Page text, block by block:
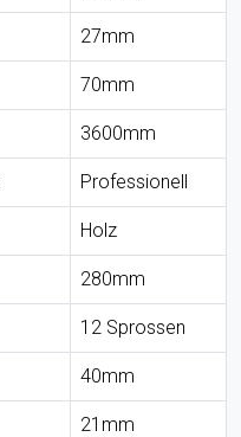
27mm
70mm
3600mm
Professionell
Holz
280mm
12 Sprossen
40mm
21mm